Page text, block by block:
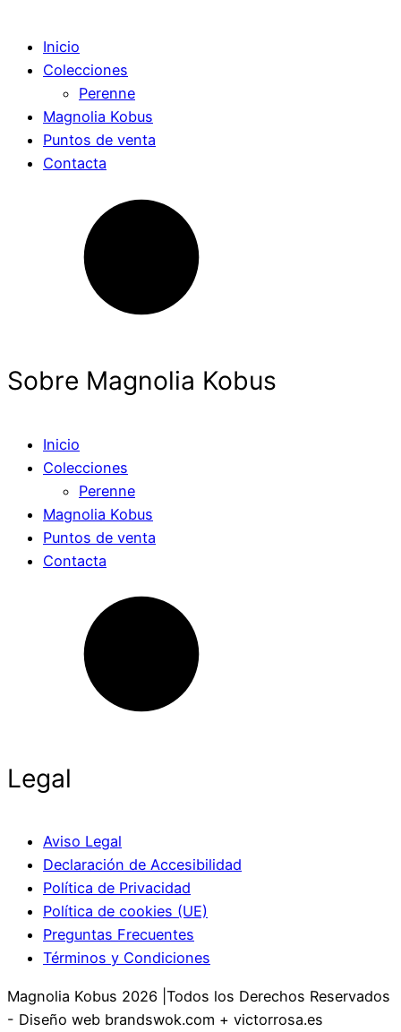
Inicio
Colecciones
Perenne
Magnolia Kobus
Puntos de venta
Contacta
Sobre Magnolia Kobus
Inicio
Colecciones
Perenne
Magnolia Kobus
Puntos de venta
Contacta
Legal
Aviso Legal
Declaración de Accesibilidad
Política de Privacidad
Política de cookies (UE)
Preguntas Frecuentes
Términos y Condiciones
Magnolia Kobus 2026 |Todos los Derechos Reservados
- Diseño web brandswok.com + victorrosa.es